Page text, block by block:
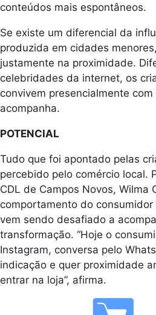
conteúdos mais espontâneos.
Se existe um diferencial da
produzida em cidades
justamente na proximidade.
celebridades da internet, os
convivem presencialmente
acompanha.
POTENCIAL
Tudo que foi apontado pelas
percebido pelo comércio local.
CDL de Campos Novos, Wilma
comportamento do
vem sendo desafiado a
transformação. “Hoje o
Instagram, conversa pelo
indicação e quer proximidade
entrar na loja”, afirma.